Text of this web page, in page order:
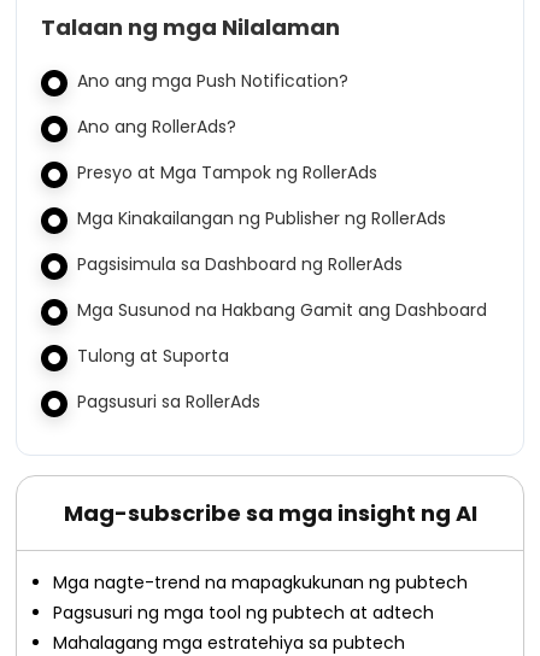
Talaan ng mga Nilalaman
Ano ang mga Push Notification?
Ano ang RollerAds?
Presyo at Mga Tampok ng RollerAds
Mga Kinakailangan ng Publisher ng RollerAds
Pagsisimula sa Dashboard ng RollerAds
Mga Susunod na Hakbang Gamit ang Dashboard
Tulong at Suporta
Pagsusuri sa RollerAds
Mag-subscribe sa mga insight ng AI
Mga nagte-trend na mapagkukunan ng pubtech
Pagsusuri ng mga tool ng pubtech at adtech
Mahalagang mga estratehiya sa pubtech